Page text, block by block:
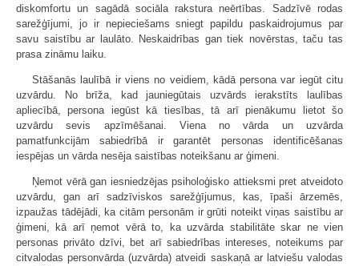
diskomfortu un sagādā sociāla rakstura neērtības. Sadzīvē rodas
sarežģījumi, jo ir nepieciešams sniegt papildu paskaidrojumus par
savu saistību ar laulāto. Neskaidrības gan tiek novērstas, taču tas
prasa zināmu laiku.
Stāšanās laulībā ir viens no veidiem, kādā persona var iegūt citu
uzvārdu. No brīža, kad jauniegūtais uzvārds ierakstīts laulības
apliecībā, persona iegūst kā tiesības, tā arī pienākumu lietot šo
uzvārdu sevis apzīmēšanai. Viena no vārda un uzvārda
pamatfunkcijām sabiedrībā ir garantēt personas identificēšanas
iespējas un vārda nesēja saistības noteikšanu ar ģimeni.
Ņemot vērā gan iesniedzējas psiholoģisko attieksmi pret atveidoto
uzvārdu, gan arī sadzīviskos sarežģījumus, kas, īpaši ārzemēs,
izpaužas tādējādi, ka citām personām ir grūti noteikt viņas saistību ar
ģimeni, kā arī ņemot vērā to, ka uzvārda stabilitāte skar ne vien
personas privāto dzīvi, bet arī sabiedrības intereses, noteikums par
citvalodas personvārda (uzvārda) atveidi saskaņā ar latviešu valodas